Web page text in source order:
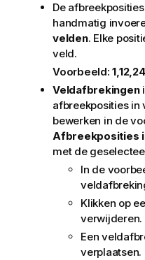
De
handmatig
velden. Elke
veld.
Voorbeeld:1,12,24
Veldafbrekingen
afbreekposities
bewerken in de
Afbreekposities
met de
In de
Klikken op
verwijderen.
Een
verplaatsen.